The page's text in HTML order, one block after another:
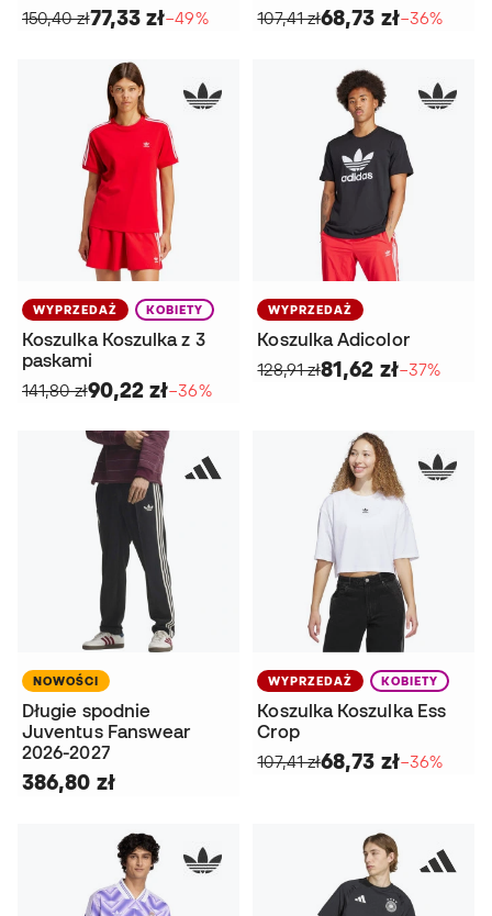
150,40 zł77,33 zł−49%
107,41 zł68,73 zł−36%
WYPRZEDAŻ KOBIETY
Koszulka Koszulka z 3
paskami
141,80 zł90,22 zł−36%
WYPRZEDAŻ
Koszulka Adicolor
128,91 zł81,62 zł−37%
NOWOŚCI
Długie spodnie
Juventus Fanswear
2026-2027
386,80 zł
WYPRZEDAŻ KOBIETY
Koszulka Koszulka Ess
Crop
107,41 zł68,73 zł−36%